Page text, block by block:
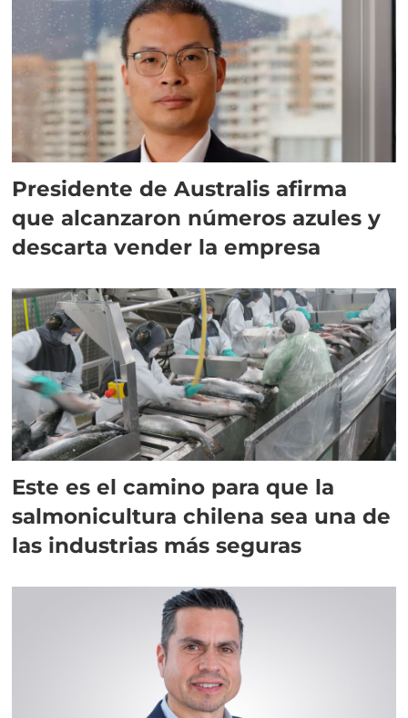
Presidente de Australis afirma
que alcanzaron números azules y
descarta vender la empresa
Este es el camino para que la
salmonicultura chilena sea una de
las industrias más seguras